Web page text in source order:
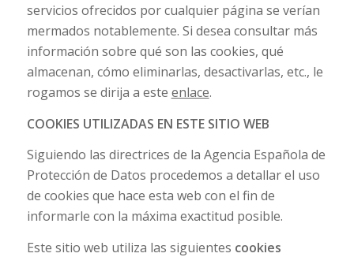
servicios ofrecidos por cualquier página se verían
mermados notablemente. Si desea consultar más
información sobre qué son las cookies, qué
almacenan, cómo eliminarlas, desactivarlas, etc., le
rogamos se dirija a este enlace.
COOKIES UTILIZADAS EN ESTE SITIO WEB
Siguiendo las directrices de la Agencia Española de
Protección de Datos procedemos a detallar el uso
de cookies que hace esta web con el fin de
informarle con la máxima exactitud posible.
Este sitio web utiliza las siguientes cookies